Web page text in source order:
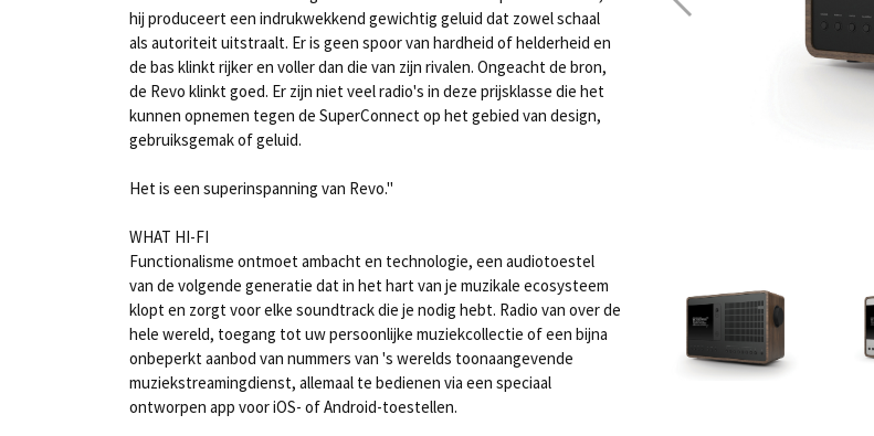
hij produceert een indrukwekkend gewichtig geluid dat zowel schaal
als autoriteit uitstraalt. Er is geen spoor van hardheid of helderheid en
de bas klinkt rijker en voller dan die van zijn rivalen. Ongeacht de bron,
de Revo klinkt goed. Er zijn niet veel radio's in deze prijsklasse die het
kunnen opnemen tegen de SuperConnect op het gebied van design,
gebruiksgemak of geluid.
Het is een superinspanning van Revo."
WHAT HI-FI
Functionalisme ontmoet ambacht en technologie, een audiotoestel
van de volgende generatie dat in het hart van je muzikale ecosysteem
klopt en zorgt voor elke soundtrack die je nodig hebt. Radio van over de
hele wereld, toegang tot uw persoonlijke muziekcollectie of een bijna
onbeperkt aanbod van nummers van 's werelds toonaangevende
muziekstreamingdienst, allemaal te bedienen via een speciaal
ontworpen app voor iOS- of Android-toestellen.